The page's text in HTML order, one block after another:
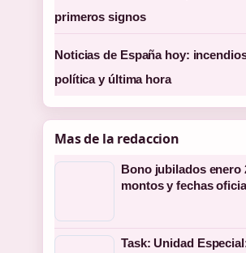
primeros signos
Noticias de España hoy:
política y última hora
Mas de la redaccion
Bono jubilados enero
montos y fechas
Task: Unidad